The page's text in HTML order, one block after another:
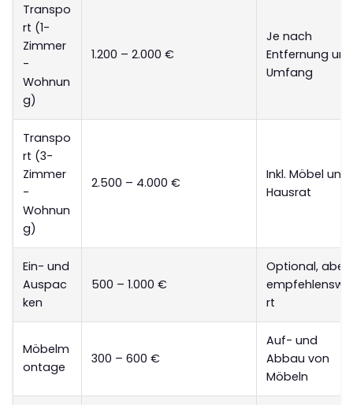
Transpo
rt (1-
Zimmer
-
Wohnun
g)
1.200 – 2.000 €
Je nach
Entfernung und
Umfang
Transpo
rt (3-
Zimmer
-
Wohnun
g)
2.500 – 4.000 €
Inkl. Möbel und
Hausrat
Ein- und
Auspac
ken
500 – 1.000 €
Optional, aber
empfehlenswe
rt
Möbelm
ontage
300 – 600 €
Auf- und
Abbau von
Möbeln